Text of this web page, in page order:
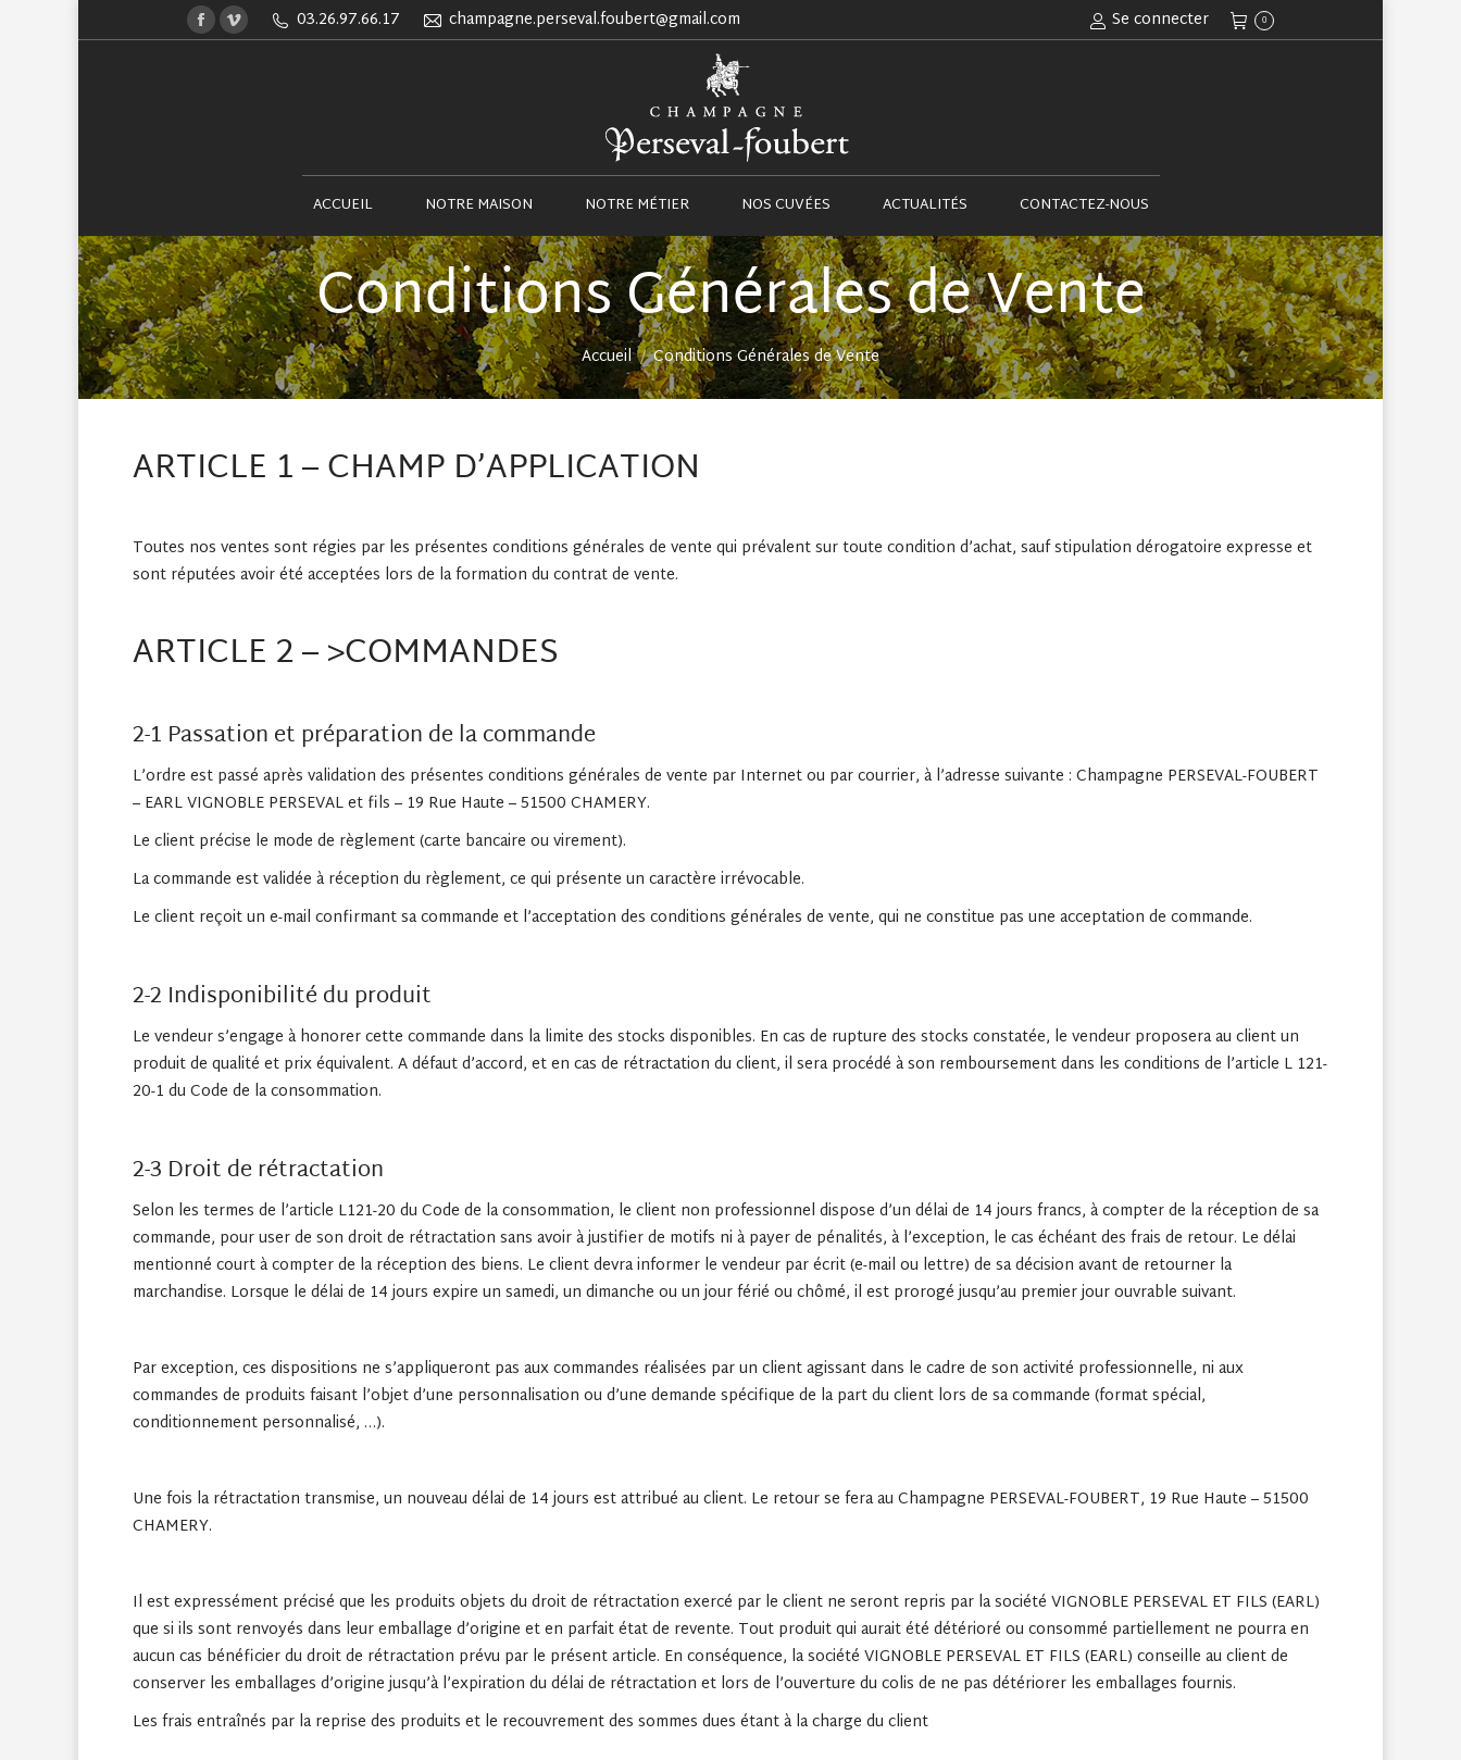
FacebookVimeo
03.26.97.66.17 champagne.perseval.foubert@gmail.com Se connecter 0
ACCUEIL NOTRE MAISON NOTRE MÉTIER NOS CUVÉES ACTUALITÉS CONTACTEZ-NOUS
Conditions Générales de Vente
Vous êtes ici :
Accueil
Conditions Générales de Vente
ARTICLE 1 – CHAMP D’APPLICATION
Toutes nos ventes sont régies par les présentes conditions générales de vente qui prévalent sur toute condition d’achat, sauf stipulation dérogatoire expresse et
sont réputées avoir été acceptées lors de la formation du contrat de vente.
ARTICLE 2 – >COMMANDES
2-1 Passation et préparation de la commande
L’ordre est passé après validation des présentes conditions générales de vente par Internet ou par courrier, à l’adresse suivante : Champagne PERSEVAL-FOUBERT
– EARL VIGNOBLE PERSEVAL et fils – 19 Rue Haute – 51500 CHAMERY.
Le client précise le mode de règlement (carte bancaire ou virement).
La commande est validée à réception du règlement, ce qui présente un caractère irrévocable.
Le client reçoit un e-mail confirmant sa commande et l’acceptation des conditions générales de vente, qui ne constitue pas une acceptation de commande.
2-2 Indisponibilité du produit
Le vendeur s’engage à honorer cette commande dans la limite des stocks disponibles. En cas de rupture des stocks constatée, le vendeur proposera au client un
produit de qualité et prix équivalent. A défaut d’accord, et en cas de rétractation du client, il sera procédé à son remboursement dans les conditions de l’article L 121-
20-1 du Code de la consommation.
2-3 Droit de rétractation
Selon les termes de l’article L121-20 du Code de la consommation, le client non professionnel dispose d’un délai de 14 jours francs, à compter de la réception de sa
commande, pour user de son droit de rétractation sans avoir à justifier de motifs ni à payer de pénalités, à l’exception, le cas échéant des frais de retour. Le délai
mentionné court à compter de la réception des biens. Le client devra informer le vendeur par écrit (e-mail ou lettre) de sa décision avant de retourner la
marchandise. Lorsque le délai de 14 jours expire un samedi, un dimanche ou un jour férié ou chômé, il est prorogé jusqu’au premier jour ouvrable suivant.
Par exception, ces dispositions ne s’appliqueront pas aux commandes réalisées par un client agissant dans le cadre de son activité professionnelle, ni aux
commandes de produits faisant l’objet d’une personnalisation ou d’une demande spécifique de la part du client lors de sa commande (format spécial,
conditionnement personnalisé, …).
Une fois la rétractation transmise, un nouveau délai de 14 jours est attribué au client. Le retour se fera au Champagne PERSEVAL-FOUBERT, 19 Rue Haute – 51500
CHAMERY.
Il est expressément précisé que les produits objets du droit de rétractation exercé par le client ne seront repris par la société VIGNOBLE PERSEVAL ET FILS (EARL)
que si ils sont renvoyés dans leur emballage d’origine et en parfait état de revente. Tout produit qui aurait été détérioré ou consommé partiellement ne pourra en
aucun cas bénéficier du droit de rétractation prévu par le présent article. En conséquence, la société VIGNOBLE PERSEVAL ET FILS (EARL) conseille au client de
conserver les emballages d’origine jusqu’à l’expiration du délai de rétractation et lors de l’ouverture du colis de ne pas détériorer les emballages fournis.
Les frais entraînés par la reprise des produits et le recouvrement des sommes dues étant à la charge du client
ACCUEIL NOTRE MAISON NOTRE MÉTIER NOS CUVÉES ACTUALITÉS CONTACTEZ-NOUS